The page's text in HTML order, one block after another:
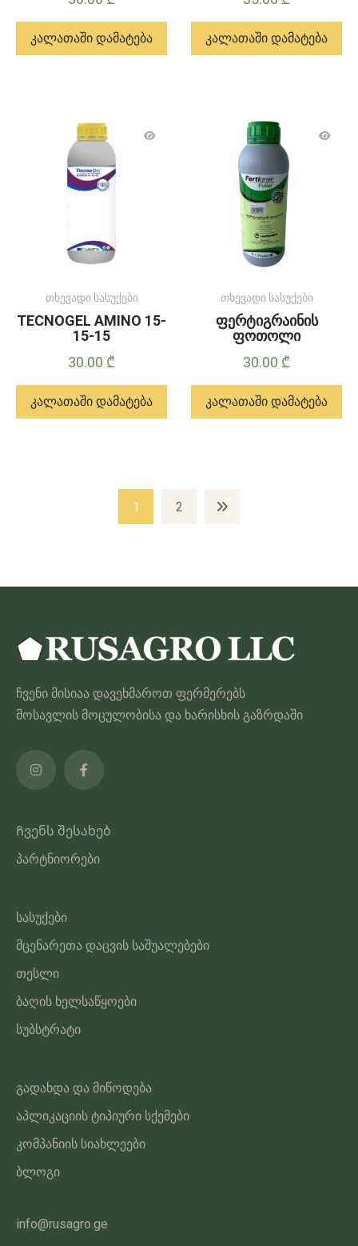
კალათაში დამატება კალათაში დამატება
თხევადი სასუქები
TECNOGEL AMINO 15-
15-15
30.00 ₾
კალათაში დამატება
თხევადი სასუქები
ფერტიგრაინის
ფოთოლი
30.00 ₾
კალათაში დამატება
1 2
ჩვენი მისიაა დავეხმაროთ ფერმერებს
მოსავლის მოცულობისა და ხარისხის გაზრდაში
Ჩვენს შესახებ
პარტნიორები
სასუქები
მცენარეთა დაცვის საშუალებები
თესლი
ბაღის ხელსაწყოები
სუბსტრატი
გადახდა და მიწოდება
აპლიკაციის ტიპიური სქემები
კომპანიის სიახლეები
ბლოგი
info@rusagro.ge